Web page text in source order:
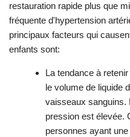
restauration rapide plus que
fréquente d'hypertension
principaux facteurs qui
enfants sont:
La tendance à
le volume de liquide
vaisseaux sanguins.
pression est élevée.
personnes ayant